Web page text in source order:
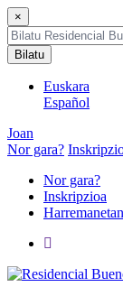
×
Bilatu
Euskara
Español
Joan
Nor gara?
Nor gara?
Inskripzioa